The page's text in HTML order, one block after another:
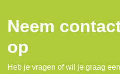
Neem
op
Heb je vragen of wil je graag